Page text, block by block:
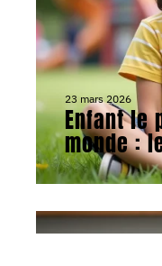
23 mars 2026
Enfant le
monde :